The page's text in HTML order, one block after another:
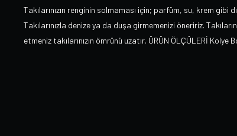
Takılarınızın renginin solmaması için; parfüm, su, krem
Takılarınızla denize ya da duşa girmemenizi öneririz.
etmeniz takılarınızın ömrünü uzatır. ÜRÜN ÖLÇÜLERİ